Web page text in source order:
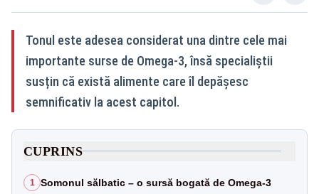
Tonul este adesea considerat una dintre cele mai
importante surse de Omega-3, însă specialiștii
susțin că există alimente care îl depășesc
semnificativ la acest capitol.
CUPRINS
1 Somonul sălbatic – o sursă bogată de Omega-3